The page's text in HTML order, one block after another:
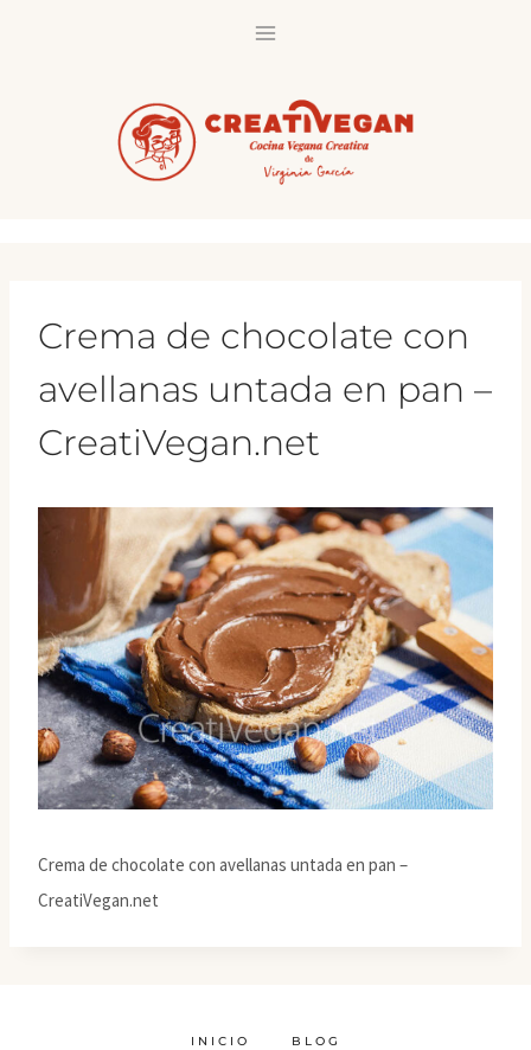
Crema de chocolate con
avellanas untada en pan –
CreatiVegan.net
Crema de chocolate con avellanas untada en pan –
CreatiVegan.net
INICIO BLOG